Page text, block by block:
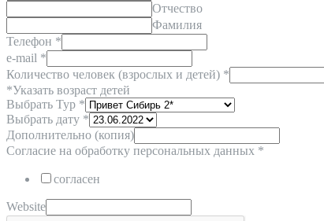
Отчество
Фамилия
Телефон *
e-mail *
Количество человек (взрослых и детей) *
*Указать возраст детей
Выбрать Тур *
Выбрать дату *
Дополнительно (копия)
Согласие на обработку персональных данных *
согласен
Website